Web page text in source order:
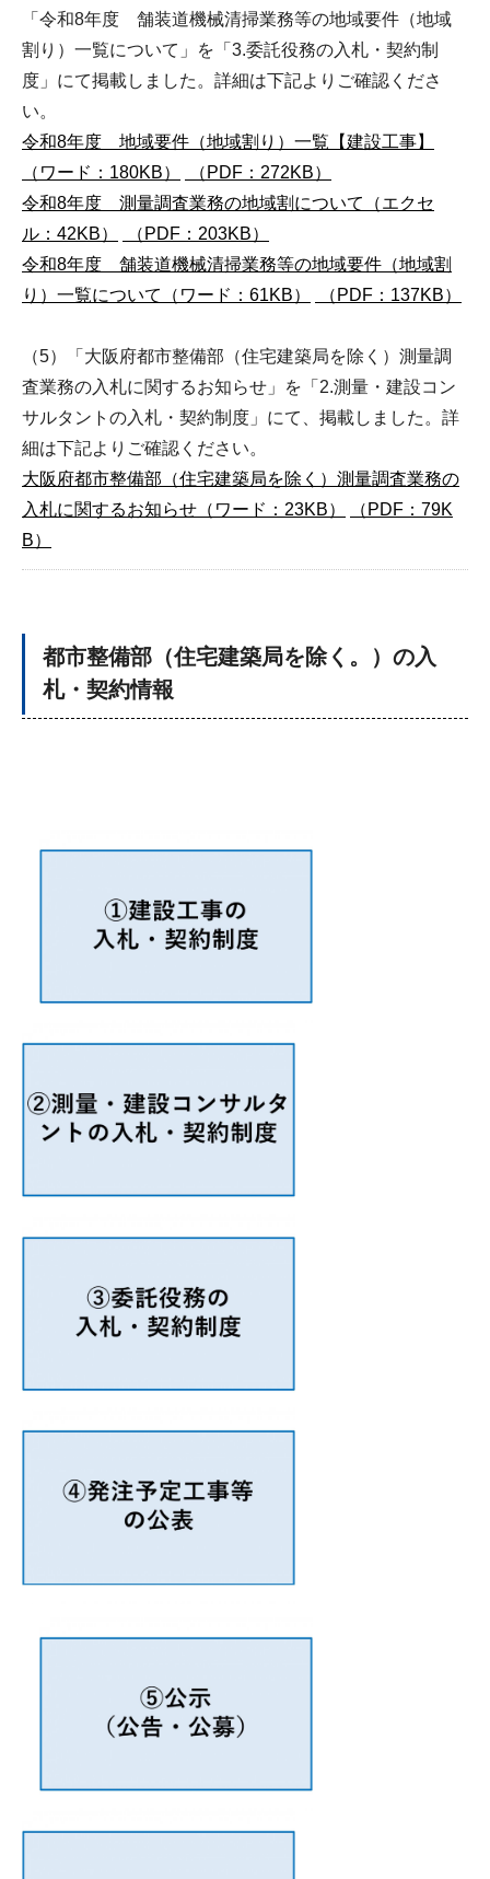
「令和8年度 舗装道機械清掃業務等の地域要件（地域
割り）一覧について」を「3.委託役務の入札・契約制
度」にて掲載しました。詳細は下記よりご確認くださ
い。
令和8年度 地域要件（地域割り）一覧【建設工事】
（ワード：180KB）
（PDF：272KB）
令和8年度 測量調査業務の地域割について（エクセ
ル：42KB）
（PDF：203KB）
令和8年度 舗装道機械清掃業務等の地域要件（地域割
り）一覧について（ワード：61KB）
（PDF：137KB）
（5）「大阪府都市整備部（住宅建築局を除く）測量調
査業務の入札に関するお知らせ」を「2.測量・建設コン
サルタントの入札・契約制度」にて、掲載しました。詳
細は下記よりご確認ください。
大阪府都市整備部（住宅建築局を除く）測量調査業務の
入札に関するお知らせ（ワード：23KB）
（PDF：79K
B）
都市整備部（住宅建築局を除く。）の入
札・契約情報